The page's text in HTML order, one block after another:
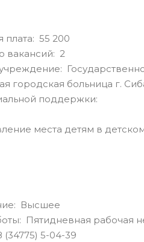
плата: 55 200
вакансий: 2
городская больница г.
поддержки:
места детям в
Высшее
Пятидневная рабочая
5-04-39